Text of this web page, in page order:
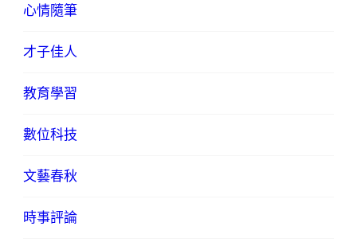
心情隨筆
才子佳人
教育學習
數位科技
文藝春秋
時事評論